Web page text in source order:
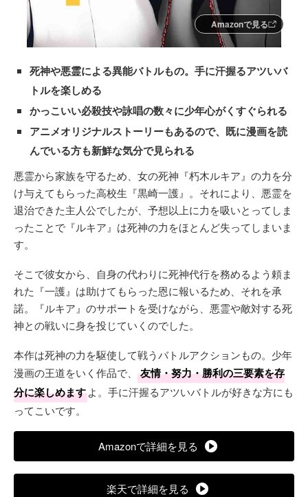
Amazonで見る
死神や悪霊による異能バトルもの。手に汗握るアツいバ
トルを楽しめる
かっこいい必殺技や詠唱の数々に少年心がくすぐられる
アニメオリジナルストーリーもあるので、既に漫画を読
んでいる方も新鮮な気分で見られる
悪霊から家族を守るため、女の死神『朽木ルキア』の力を分
け与えてもらった高校生『黒崎一護』。それにより、悪霊を
退治できた主人公でしたが、予想以上に力を吸いとってしま
ったことで『ルキア』は死神の力をほとんど失ってしまいま
す。
そこで彼女から、自身の代わりに死神代行を務めるよう頼ま
れた『一護』は助けてもらった恩に報いるため、それを承
諾。『ルキア』のサポートを受けながら、悪霊や敵対する死
神との戦いに身を投じていくのでした。
本作は死神の力を駆使して戦うバトルアクションもの。少年
漫画の王道をいく作品で、
友情・努力・勝利の三要素を存
分に楽しめますよ。手に汗握るアツいバトルが好きな方にも
ってこいです。
Amazonで詳細を見る
楽天で詳細を見る